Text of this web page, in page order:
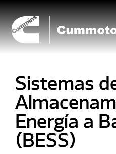
Sistemas
Energía a
(BESS)